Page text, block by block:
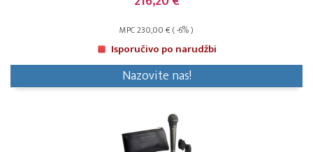
MPC 230,00 € ( -6% )
Isporučivo po narudžbi
Nazovite nas!